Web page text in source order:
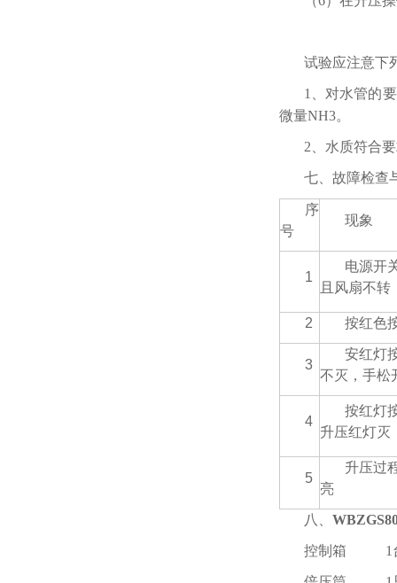
试验应注意下
1、对水管的
微量NH3。
2、水质符合
七、故障检查
序
号
现象
1
电源开
且风扇不转
2 按红色
3
安红灯
不灭，手松
4
按红灯
升压红灯灭
5
升压过
亮
八、
控制箱